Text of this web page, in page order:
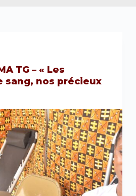
TG – « Les
sang, nos précieux